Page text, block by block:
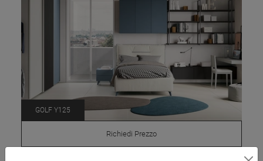
GOLF Y125
Richiedi Prezzo